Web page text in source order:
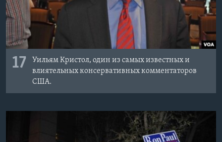
17
Уильям Кристол, один из самых известных и
влиятельных консервативных комментаторов
США.